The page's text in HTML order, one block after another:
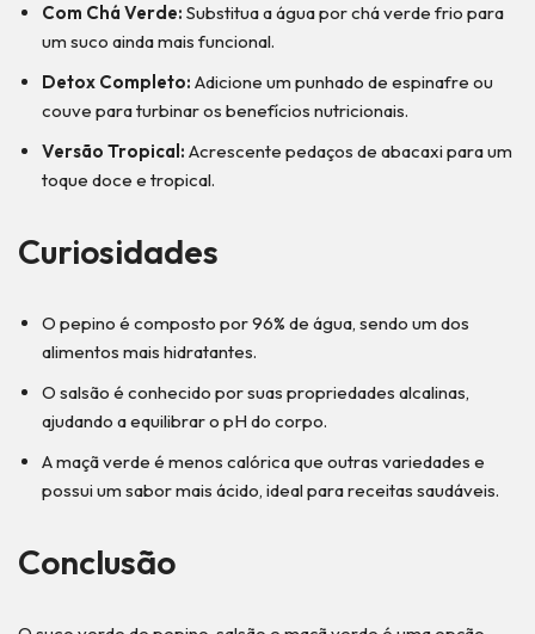
Com Chá Verde: Substitua a água por chá verde frio para
um suco ainda mais funcional.
Detox Completo: Adicione um punhado de espinafre ou
couve para turbinar os benefícios nutricionais.
Versão Tropical: Acrescente pedaços de abacaxi para um
toque doce e tropical.
Curiosidades
O pepino é composto por 96% de água, sendo um dos
alimentos mais hidratantes.
O salsão é conhecido por suas propriedades alcalinas,
ajudando a equilibrar o pH do corpo.
A maçã verde é menos calórica que outras variedades e
possui um sabor mais ácido, ideal para receitas saudáveis.
Conclusão